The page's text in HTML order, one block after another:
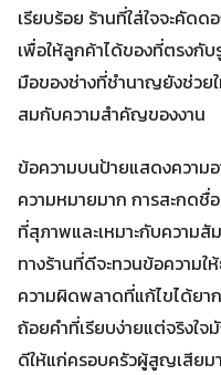
เรียบร้อย ร้านที่ใส่ใจจะคัด
เพื่อให้ลูกค้าได้ของที่ตรงกั
มือของช่างที่ชำนาญยังช่วย
สมกับความสำคัญของงาน
ข้อความบนป้ายแสดงความ
ความหมายมาก การสะกดชื่
ที่สุภาพและเหมาะกับความ
ทางร้านที่ดีจะทวนข้อความ
ความผิดพลาดที่แก้ไขได้ยา
ถ้อยคำที่เรียบง่ายแต่จริงใจ
ดีให้แก่ครอบครัวผู้สูญเสียม